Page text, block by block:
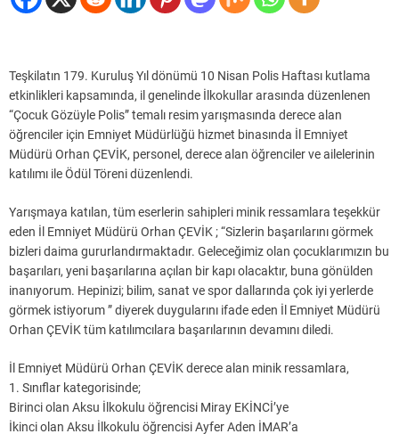
Teşkilatın 179. Kuruluş Yıl dönümü 10 Nisan Polis Haftası kutlama
etkinlikleri kapsamında, il genelinde İlkokullar arasında düzenlenen
“Çocuk Gözüyle Polis” temalı resim yarışmasında derece alan
öğrenciler için Emniyet Müdürlüğü hizmet binasında İl Emniyet
Müdürü Orhan ÇEVİK, personel, derece alan öğrenciler ve ailelerinin
katılımı ile Ödül Töreni düzenlendi.
Yarışmaya katılan, tüm eserlerin sahipleri minik ressamlara teşekkür
eden İl Emniyet Müdürü Orhan ÇEVİK ; “Sizlerin başarılarını görmek
bizleri daima gururlandırmaktadır. Geleceğimiz olan çocuklarımızın bu
başarıları, yeni başarılarına açılan bir kapı olacaktır, buna gönülden
inanıyorum. Hepinizi; bilim, sanat ve spor dallarında çok iyi yerlerde
görmek istiyorum ” diyerek duygularını ifade eden İl Emniyet Müdürü
Orhan ÇEVİK tüm katılımcılara başarılarının devamını diledi.
İl Emniyet Müdürü Orhan ÇEVİK derece alan minik ressamlara,
1. Sınıflar kategorisinde;
Birinci olan Aksu İlkokulu öğrencisi Miray EKİNCİ’ye
İkinci olan Aksu İlkokulu öğrencisi Ayfer Aden İMAR’a